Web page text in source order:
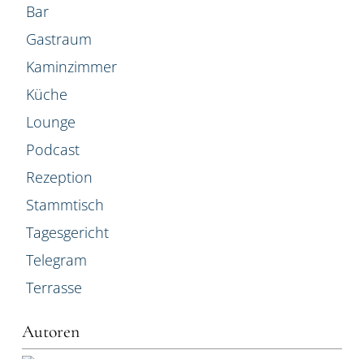
Bar
Gastraum
Kaminzimmer
Küche
Lounge
Podcast
Rezeption
Stammtisch
Tagesgericht
Telegram
Terrasse
Autoren